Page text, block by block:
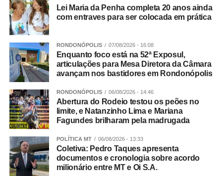
Lei Maria da Penha completa 20 anos ainda
com entraves para ser colocada em prática
RONDONÓPOLIS 07/08/2026 - 16:08
Enquanto foco está na 52ª Exposul,
articulações para Mesa Diretora da Câmara
avançam nos bastidores em Rondonópolis
RONDONÓPOLIS 06/08/2026 - 14:46
Abertura do Rodeio testou os peões no
limite, e Natanzinho Lima e Mariana
Fagundes brilharam pela madrugada
POLÍTICA MT 06/08/2026 - 13:33
Coletiva: Pedro Taques apresenta
documentos e cronologia sobre acordo
milionário entre MT e Oi S.A.